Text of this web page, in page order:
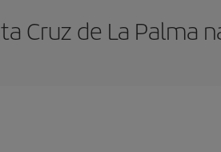
Cruz de La Palma